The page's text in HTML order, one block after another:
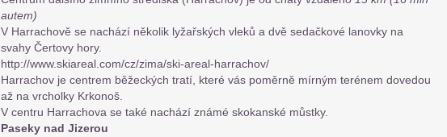
autem)
V Harrachově se nachází několik lyžařských vleků a dvě sedačkové lanovky na
svahy Čertovy hory.
http://www.skiareal.com/cz/zima/ski-areal-harrachov/
Harrachov je centrem běžeckých tratí, které vás poměrně mírným terénem dovedou
až na vrcholky Krkonoš.
V centru Harrachova se také nachází známé skokanské můstky.
Paseky nad Jizerou